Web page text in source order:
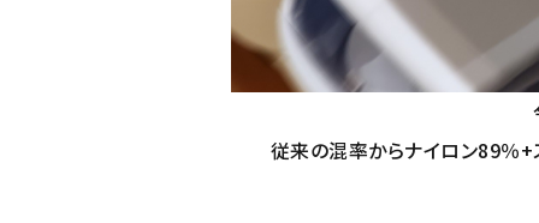
従来の混率からナイロン89％+